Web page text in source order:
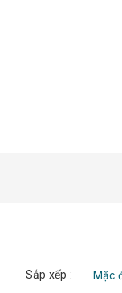
Sắp xếp :